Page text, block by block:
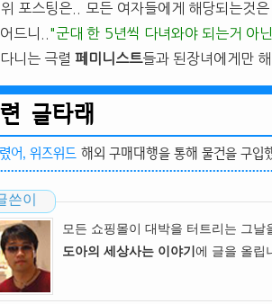
포스팅은.. 모든 여자들에게 해당되는것
드니.. "군대 한 5년씩 다녀와야 되는거 아
니는 극렬 페미니스트들과 된장녀에게만
글타래
어, 위즈위드 해외 구매대행을 통해 물건을 구입
쓴이
모든 쇼핑몰이 대박을 터트리는 그날
도아의 세상사는 이야기 에 글을 올립